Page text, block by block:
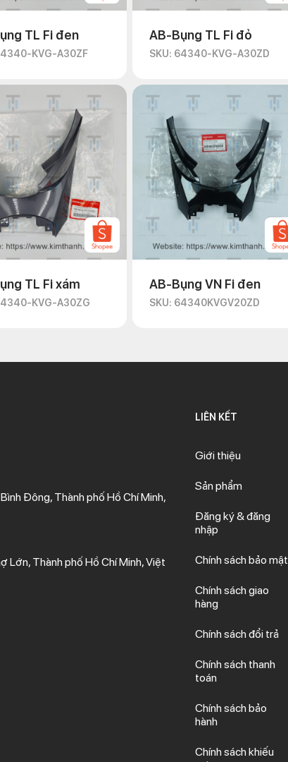
TL Fi đen
KVG-A30ZF
AB-Bụng TL Fi đỏ
SKU: 64340-KVG-A30ZD
TL Fi xám
KVG-A30ZG
AB-Bụng VN Fi đen
SKU: 64340KVGV20ZD
Đông, Thành phố Hồ Chí Minh,
Lớn, Thành phố Hồ Chí Minh, Việt
LIÊN KẾT
Giới thiệu
Sản phẩm
Đăng ký & đăng
nhập
Chính sách bảo mật
Chính sách giao
hàng
Chính sách đổi trả
Chính sách thanh
toán
Chính sách bảo
hành
Chính sách khiếu